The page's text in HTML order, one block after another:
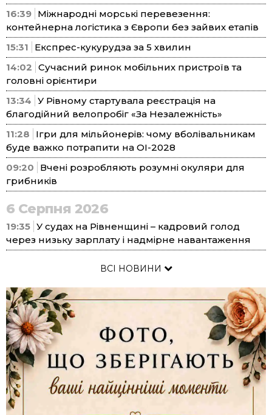
16:39 Міжнародні морські перевезення:
контейнерна логістика з Європи без зайвих етапів
15:31
Експрес-кукурудза за 5 хвилин
14:02 Сучасний ринок мобільних пристроїв та
головні орієнтири
13:34 У Рівному стартувала реєстрація на
благодійний велопробіг «За Незалежність»
11:28
Ігри для мільйонерів: чому вболівальникам
буде важко потрапити на ОІ-2028
09:20
Вчені розробляють розумні окуляри для
грибників
6 Серпня 2026
19:35 У судах на Рівненщині – кадровий голод
через низьку зарплату і надмірне навантаження
ВСІ НОВИНИ